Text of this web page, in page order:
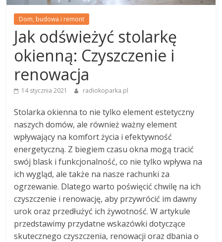
Dom, budowa i remont
Jak odświeżyć stolarkę
okienną: Czyszczenie i
renowacja
14 stycznia 2021 radiokoparka.pl
Stolarka okienna to nie tylko element estetyczny
naszych domów, ale również ważny element
wpływający na komfort życia i efektywność
energetyczną. Z biegiem czasu okna mogą tracić
swój blask i funkcjonalność, co nie tylko wpływa na
ich wygląd, ale także na nasze rachunki za
ogrzewanie. Dlatego warto poświęcić chwilę na ich
czyszczenie i renowację, aby przywrócić im dawny
urok oraz przedłużyć ich żywotność. W artykule
przedstawimy przydatne wskazówki dotyczące
skutecznego czyszczenia, renowacji oraz dbania o